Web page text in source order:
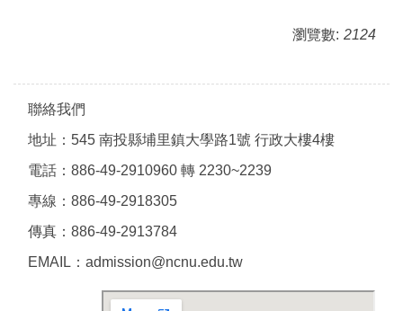
瀏覽數: 2124
聯絡我們
地址：545 南投縣埔里鎮大學路1號 行政大樓4樓
電話：886-49-2910960 轉 2230~2239
專線：886-49-2918305
傳真：886-49-2913784
EMAIL：admission@ncnu.edu.tw